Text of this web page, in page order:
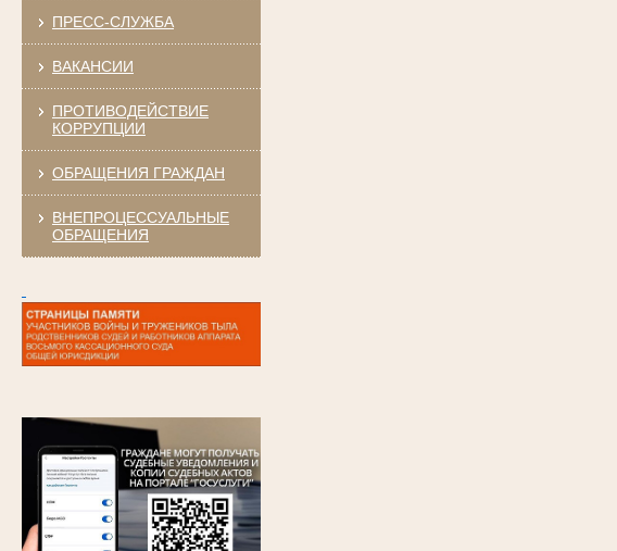
ПРЕСС-СЛУЖБА
ВАКАНСИИ
ПРОТИВОДЕЙСТВИЕ
КОРРУПЦИИ
ОБРАЩЕНИЯ ГРАЖДАН
ВНЕПРОЦЕССУАЛЬНЫЕ
ОБРАЩЕНИЯ